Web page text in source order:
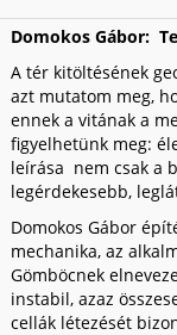
Domokos Gábor:
A tér kitöltésének
azt mutatom meg,
ennek a vitának a
figyelhetünk meg:
leírása nem csak a
legérdekesebb,
Domokos Gábor
mechanika, az
Gömböcnek
instabil, azaz
cellák létezését